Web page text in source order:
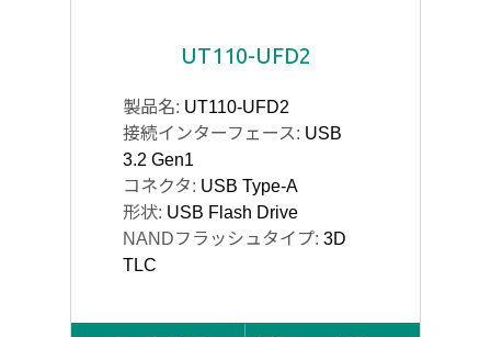
UT110-UFD2
製品名: UT110-UFD2
接続インターフェース: USB
3.2 Gen1
コネクタ: USB Type-A
形状: USB Flash Drive
NANDフラッシュタイプ: 3D
TLC